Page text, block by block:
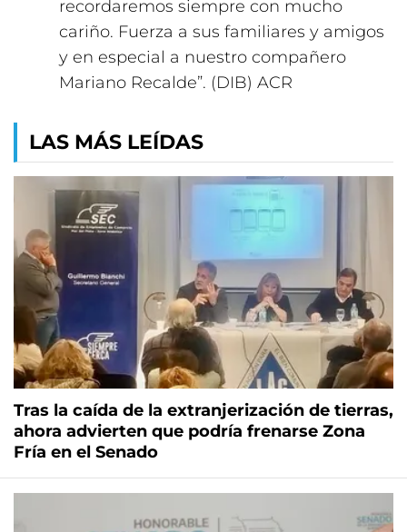
recordaremos siempre con mucho
cariño. Fuerza a sus familiares y amigos
y en especial a nuestro compañero
Mariano Recalde”. (DIB) ACR
LAS MÁS LEÍDAS
Tras la caída de la extranjerización de tierras,
ahora advierten que podría frenarse Zona
Fría en el Senado